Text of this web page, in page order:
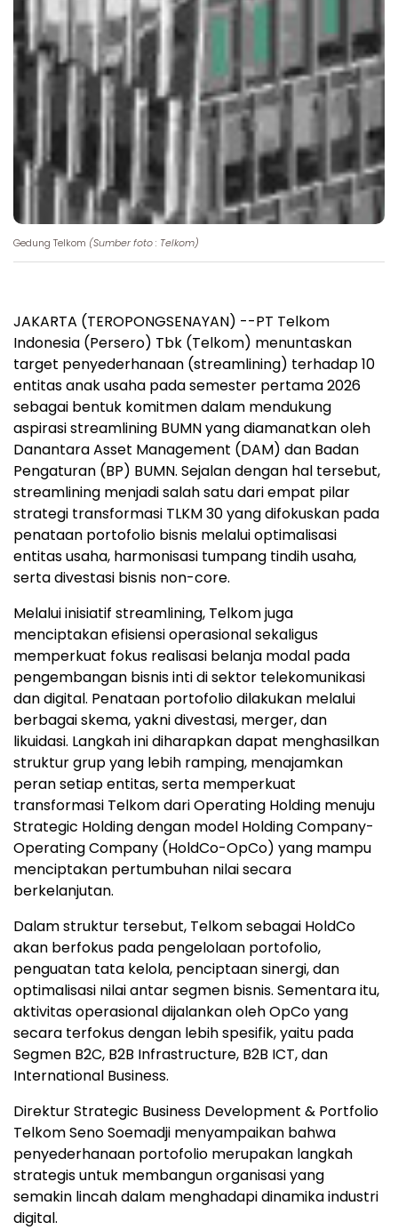
Gedung Telkom (Sumber foto : Telkom)
JAKARTA (TEROPONGSENAYAN) --PT Telkom
Indonesia (Persero) Tbk (Telkom) menuntaskan
target penyederhanaan (streamlining) terhadap 10
entitas anak usaha pada semester pertama 2026
sebagai bentuk komitmen dalam mendukung
aspirasi streamlining BUMN yang diamanatkan oleh
Danantara Asset Management (DAM) dan Badan
Pengaturan (BP) BUMN. Sejalan dengan hal tersebut,
streamlining menjadi salah satu dari empat pilar
strategi transformasi TLKM 30 yang difokuskan pada
penataan portofolio bisnis melalui optimalisasi
entitas usaha, harmonisasi tumpang tindih usaha,
serta divestasi bisnis non-core.
Melalui inisiatif streamlining, Telkom juga
menciptakan efisiensi operasional sekaligus
memperkuat fokus realisasi belanja modal pada
pengembangan bisnis inti di sektor telekomunikasi
dan digital. Penataan portofolio dilakukan melalui
berbagai skema, yakni divestasi, merger, dan
likuidasi. Langkah ini diharapkan dapat menghasilkan
struktur grup yang lebih ramping, menajamkan
peran setiap entitas, serta memperkuat
transformasi Telkom dari Operating Holding menuju
Strategic Holding dengan model Holding Company-
Operating Company (HoldCo-OpCo) yang mampu
menciptakan pertumbuhan nilai secara
berkelanjutan.
Dalam struktur tersebut, Telkom sebagai HoldCo
akan berfokus pada pengelolaan portofolio,
penguatan tata kelola, penciptaan sinergi, dan
optimalisasi nilai antar segmen bisnis. Sementara itu,
aktivitas operasional dijalankan oleh OpCo yang
secara terfokus dengan lebih spesifik, yaitu pada
Segmen B2C, B2B Infrastructure, B2B ICT, dan
International Business.
Direktur Strategic Business Development & Portfolio
Telkom Seno Soemadji menyampaikan bahwa
penyederhanaan portofolio merupakan langkah
strategis untuk membangun organisasi yang
semakin lincah dalam menghadapi dinamika industri
digital.